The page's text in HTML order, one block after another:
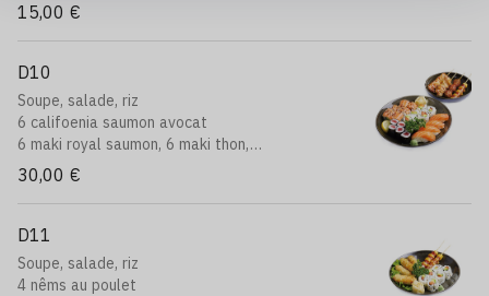
15,00 €
D10
Soupe, salade, riz
6 califoenia saumon avocat
6 maki royal saumon, 6 maki thon,
4 sushi sumon, 4 brochettes assorits
30,00 €
D11
Soupe, salade, riz
4 nêms au poulet